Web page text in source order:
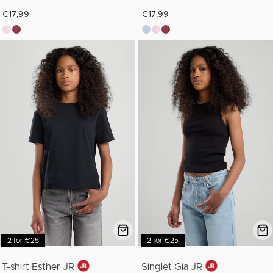
€17,99 €17,99
2 for €25
T-shirt Esther JR
2 for €25
Singlet Gia JR